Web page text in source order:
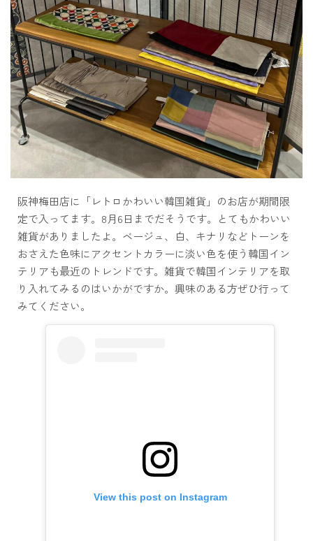
阪神梅田店に「レトロかわいい韓国雑貨」のお店が期間限
定で入ってます。8月6日までだそうです。とてもかわいい
雑貨がありましたよ。ベージュ、白、キナリなどトーンを
おさえた色味にアクセントカラーに淡い色を使う韓国イン
テリアも最近のトレンドです。雑貨で韓国インテリアを取
り入れてみるのはいかがですか。興味のある方ぜひ行って
みてください。
View this post on Instagram